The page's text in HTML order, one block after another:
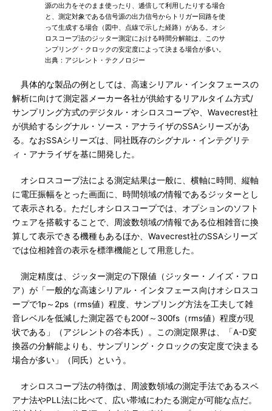
源の出力をそのまま使ったり、逓倍して利用したりする場合
と、測定対象である信号源の出力信号からトリガー回路を使
って生成する場合（図中、点線で示した経路）がある。オシ
ロスコープ法のジッター測定における時間分解能は、このサ
ンプリング・クロックの安定度によって決まる場合が多い。
出典：アジレント・テクノロジー
具体的な製品の例としては、高速シリアル・インタフェースの
解析に向けて測定器メーカー各社が供給するリアルタイム方式/
サンプリング方式のデジタル・オシロスコープや、Wavecrest社
が供給するシグナル・ソース・アナライザのSSAシリーズがあ
る。なおSSAシリーズは、同社既存のシグナル・インテグリテ
ィ・アナライザを基に開発した。
オシロスコープ法による測定結果は一般に、横軸に時間、縦軸
に電圧振幅をとった画面に、時間領域の情報であるジッターとし
て表示される。ただしオシロスコープでは、オプションのソフト
ウェアを搭載することで、周波数領域の情報である位相雑音に換
算して表示できる機種もあるほか、Wavecrest社のSSAシリーズ
では位相雑音の表示を標準機能として用意した。
測定精度は、ジッター測定の下限値（ジッター・ノイズ・フロ
ア）が「一般的な高速シリアル・インタフェース向けオシロスコ
ープで1p～2ps（rms値）程度、サンプリング方法を工夫して雑
音レベルを低減した測定器でも200f～300fs（rms値）程度が現
状である」（アジレントの谷本氏）。この測定限界は、「A-D変
換器の分解能よりも、サンプリング・クロックの安定度で決まる
場合が多い」（同氏）という。
オシロスコープ法の特徴は、周波数領域の測定手法であるスペ
アナ法やPLL法に比べて、広い帯域にわたる測定が可能な点だ。